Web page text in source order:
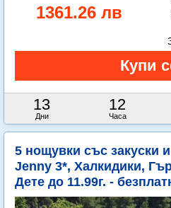
1361.26 лв
13
Дни
12
Часа
5 нощувки със закуски
Jenny 3*, Халкидики,
Дете до 11.99г. -